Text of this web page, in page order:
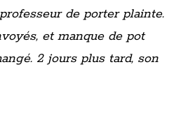
de porter plainte.
et manque de pot
2 jours plus tard, son